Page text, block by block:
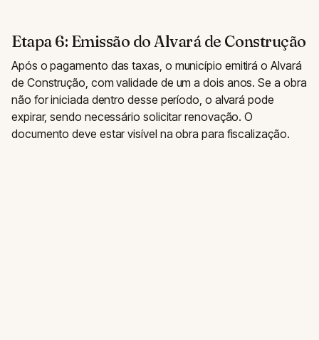
Etapa 6: Emissão do Alvará de Construção
Após o pagamento das taxas, o município emitirá o Alvará
de Construção, com validade de um a dois anos. Se a obra
não for iniciada dentro desse período, o alvará pode
expirar, sendo necessário solicitar renovação. O
documento deve estar visível na obra para fiscalização.